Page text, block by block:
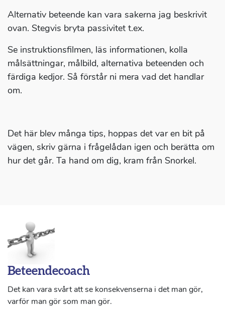
Alternativ beteende kan vara sakerna jag beskrivit
ovan. Stegvis bryta passivitet t.ex.
Se instruktionsfilmen, läs informationen, kolla
målsättningar, målbild, alternativa beteenden och
färdiga kedjor. Så förstår ni mera vad det handlar
om.
Det här blev många tips, hoppas det var en bit på
vägen, skriv gärna i frågelådan igen och berätta om
hur det går. Ta hand om dig, kram från Snorkel.
Beteendecoach
Det kan vara svårt att se konsekvenserna i det man gör,
varför man gör som man gör.